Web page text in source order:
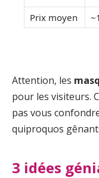
Prix moyen
Attention, les
pour les visiteurs.
pas vous
quiproquos
3 idées